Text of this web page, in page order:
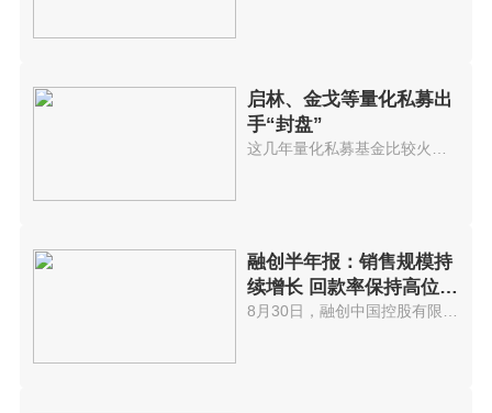
启林、金戈等量化私募出
手“封盘”
这几年量化私募基金比较火，投资...
融创半年报：销售规模持
续增长 回款率保持高位水
平
8月30日，融创中国控股有限公司(...